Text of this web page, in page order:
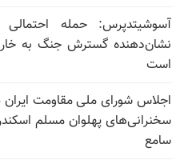
آسوشیتدپرس: حمله
نشان‌دهنده گسترش جنگ به
است
سخنرانی‌های پهلوان مسلم
سامع